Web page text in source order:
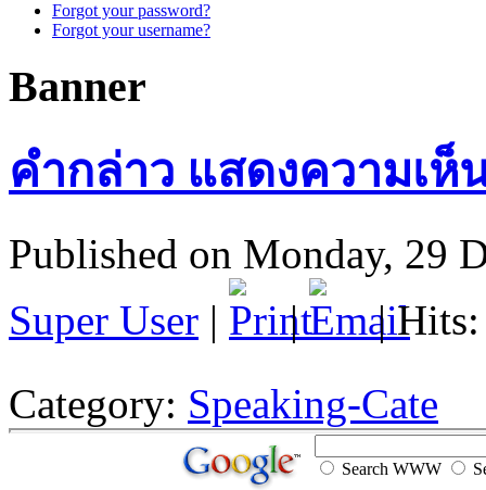
Forgot your password?
Forgot your username?
Banner
คำกล่าว แสดงความเห็
Published on Monday, 29
Super User | |
| Hits:
Category: Speaking-Cate
Search WWW